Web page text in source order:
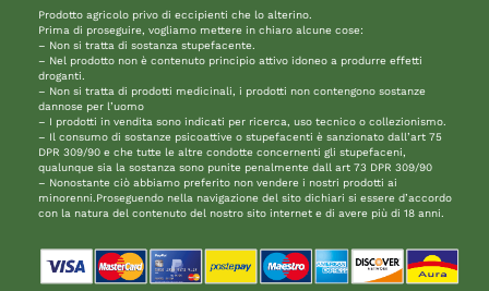
Prodotto agricolo privo di eccipienti che lo alterino.
Prima di proseguire, vogliamo mettere in chiaro alcune cose:
– Non si tratta di sostanza stupefacente.
– Nel prodotto non è contenuto principio attivo idoneo a produrre effetti
droganti.
– Non si tratta di prodotti medicinali, i prodotti non contengono sostanze
dannose per l’uomo
– I prodotti in vendita sono indicati per ricerca, uso tecnico o collezionismo.
– Il consumo di sostanze psicoattive o stupefacenti è sanzionato dall’art 75
DPR 309/90 e che tutte le altre condotte concernenti gli stupefaceni,
qualunque sia la sostanza sono punite penalmente dall art 73 DPR 309/90
– Nonostante ciò abbiamo preferito non vendere i nostri prodotti ai
minorenni.Proseguendo nella navigazione del sito dichiari si essere d’accordo
con la natura del contenuto del nostro sito internet e di avere più di 18 anni.